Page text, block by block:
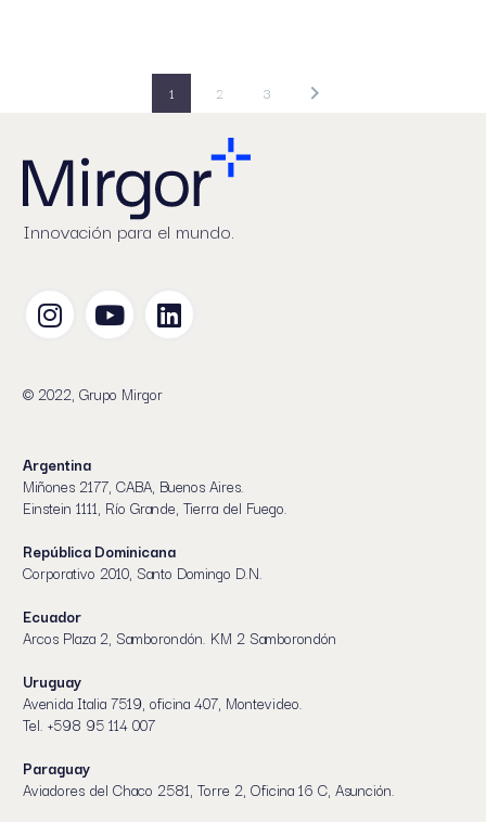
1 2 3
Innovación para el mundo.
© 2022, Grupo Mirgor
Argentina
Miñones 2177, CABA, Buenos Aires.
Einstein 1111, Río Grande, Tierra del Fuego.
República Dominicana
Corporativo 2010, Santo Domingo D.N.
Ecuador
Arcos Plaza 2, Samborondón. KM 2 Samborondón
Uruguay
Avenida Italia 7519, oficina 407, Montevideo.
Tel. +598 95 114 007
Paraguay
Aviadores del Chaco 2581, Torre 2, Oficina 16 C, Asunción.